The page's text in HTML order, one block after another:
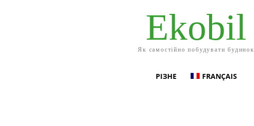
Ekobil
Як самостійно побудувати будинок
РІЗНЕ FRANÇAIS